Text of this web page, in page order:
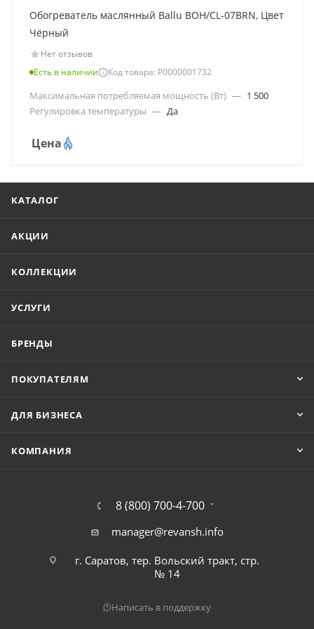
Обогреватель маслянный Ballu BOH/CL-07BRN, Цвет
Чёрный
Нет отзывов
Есть в наличии
Код товара: Р0000001732
Максимальная потребляемая мощность (Вт) — 1 500
Регулировка температуры — Да
Цена
КАТАЛОГ
АКЦИИ
КОЛЛЕКЦИИ
УСЛУГИ
БРЕНДЫ
ПОКУПАТЕЛЯМ
ДЛЯ БИЗНЕСА
КОМПАНИЯ
8 (800) 700-4-700
manager@revansh.info
г. Саратов, тер. Вольский тракт, стр.
№ 14
Написать в поддержку